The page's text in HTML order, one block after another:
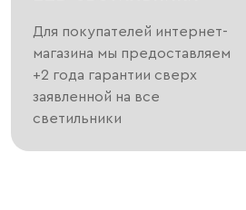
Для покупателей интернет-
магазина мы предоставляем
+2 года гарантии сверх
заявленной на все
светильники